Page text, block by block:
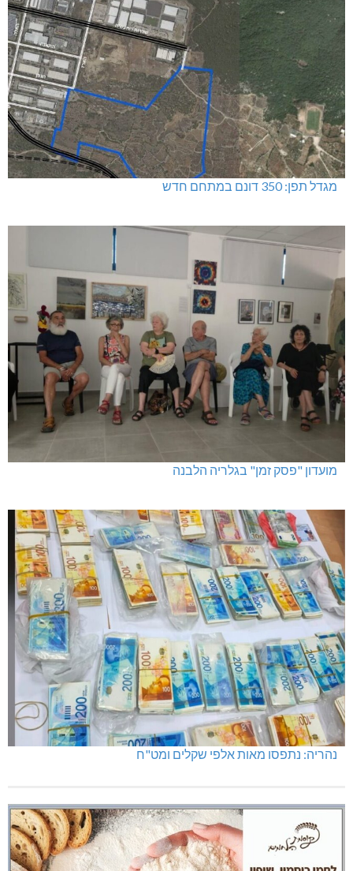
מגדל תפן: 350 דונם במתחם חדש
מועדון "פסק זמן" בגלריה הלבנה
נהריה: נתפסו מאות אלפי שקלים ומט"ח